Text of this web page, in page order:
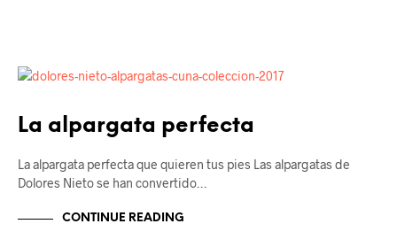
La alpargata perfecta
La alpargata perfecta que quieren tus pies Las alpargatas de
Dolores Nieto se han convertido…
CONTINUE READING